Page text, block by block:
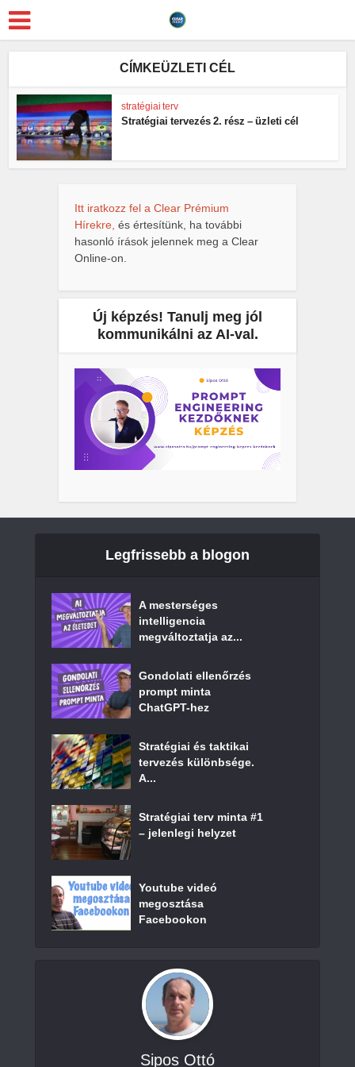
CÍMKEÜZLETI CÉL
stratégiai terv
Stratégiai tervezés 2. rész – üzleti cél
Itt iratkozz fel a Clear Prémium
Hírekre, és értesítünk, ha további
hasonló írások jelennek meg a Clear
Online-on.
Új képzés! Tanulj meg jól
kommunikálni az AI-val.
Legfrissebb a blogon
A mesterséges
intelligencia
megváltoztatja az...
Gondolati ellenőrzés
prompt minta
ChatGPT-hez
Stratégiai és taktikai
tervezés különbsége.
A...
Stratégiai terv minta #1
– jelenlegi helyzet
Youtube videó
megosztása
Facebookon
Sipos Ottó